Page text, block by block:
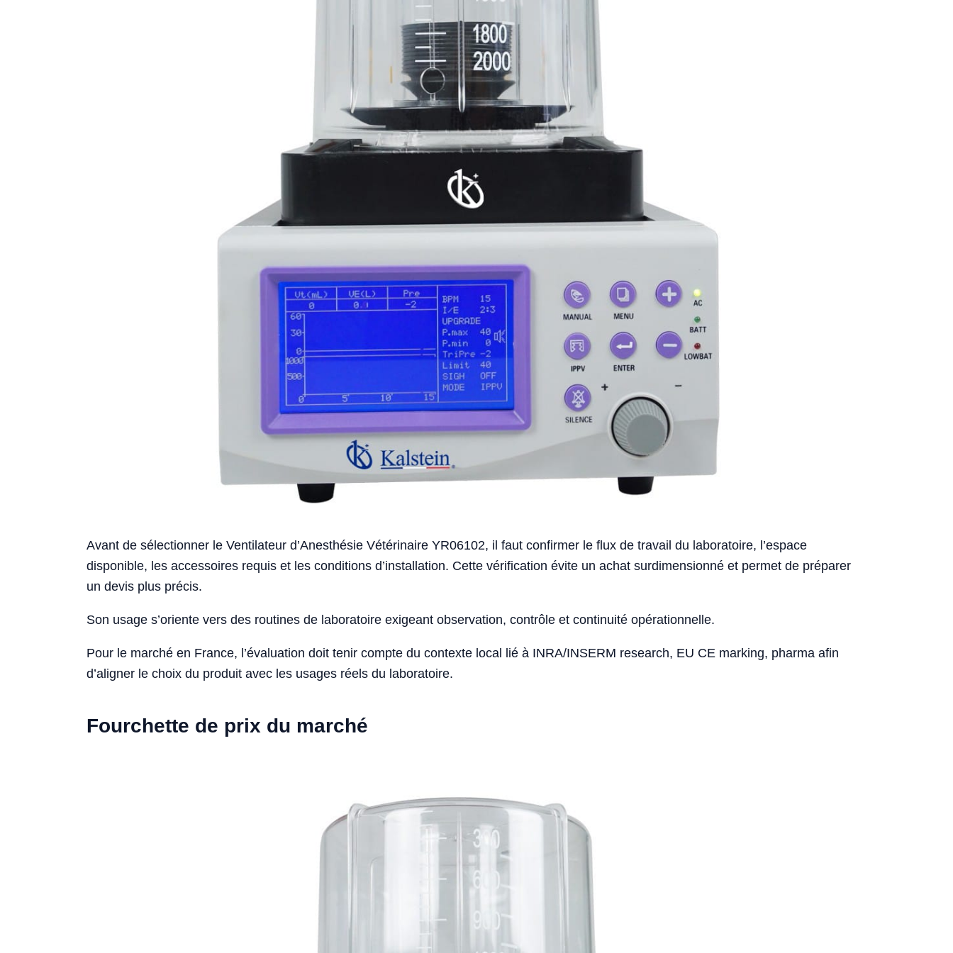
Avant de sélectionner le Ventilateur d’Anesthésie Vétérinaire YR06102, il faut confirmer le flux de travail du laboratoire, l’espace
disponible, les accessoires requis et les conditions d’installation. Cette vérification évite un achat surdimensionné et permet de préparer
un devis plus précis.
Son usage s’oriente vers des routines de laboratoire exigeant observation, contrôle et continuité opérationnelle.
Pour le marché en France, l’évaluation doit tenir compte du contexte local lié à INRA/INSERM research, EU CE marking, pharma afin
d’aligner le choix du produit avec les usages réels du laboratoire.
Fourchette de prix du marché